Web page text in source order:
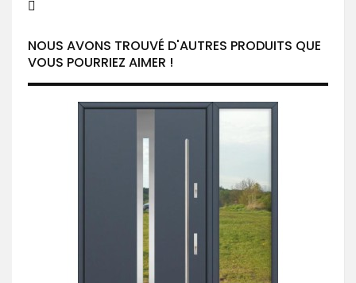
NOUS AVONS TROUVÉ D'AUTRES PRODUITS QUE
VOUS POURRIEZ AIMER !